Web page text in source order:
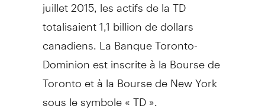
totalisaient 1,1 billion de dollars
canadiens. La Banque Toronto-
Dominion est inscrite à la Bourse de
Torontoet à la Bourse deNew York
sous le symbole « TD ».